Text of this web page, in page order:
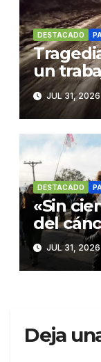
DESTACADO
un
caer a
JUL 31, 2026
DESTACADO
«Sin
del
la que
JUL 31, 2026
Deja